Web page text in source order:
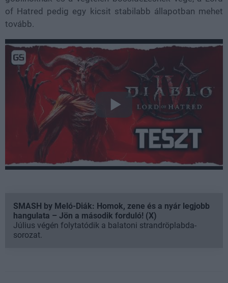
of Hatred pedig egy kicsit stabilabb állapotban mehet
tovább.
SMASH by Meló-Diák: Homok, zene és a nyár legjobb
hangulata – Jön a második forduló! (X)
Július végén folytatódik a balatoni strandröplabda-
sorozat.